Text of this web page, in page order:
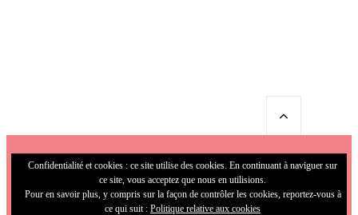
© 2009-2026 MamaFunky. All Rights
Confidentialité et cookies : ce site utilise des cookies. En continuant à naviguer sur
ce site, vous acceptez que nous en utilisions.
Pour en savoir plus, y compris sur la façon de contrôler les cookies, reportez-vous à
ce qui suit : Politique relative aux cookies